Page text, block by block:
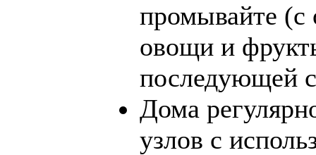
промывайте (с
овощи и
последующей
Дома
узлов с